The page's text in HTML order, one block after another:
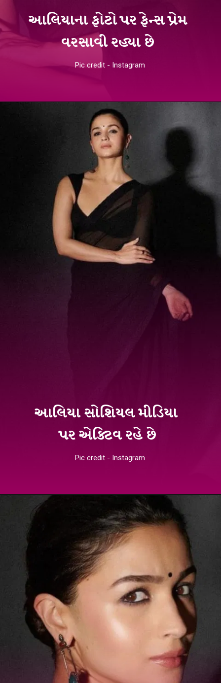
આલિયાના ફોટો પર ફેન્સ પ્રેમ
વરસાવી રહ્યા છે
Pic credit - Instagram
આલિયા સોશિયલ મીડિયા
પર એક્ટિવ રહે છે
Pic credit - Instagram